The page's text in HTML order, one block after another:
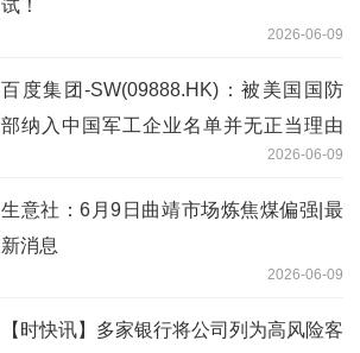
试！
2026-06-09
百度集团-SW(09888.HK)：被美国国防
部纳入中国军工企业名单并无正当理由
2026-06-09
生意社：6月9日曲靖市场炼焦煤偏强|最
新消息
2026-06-09
【时快讯】多家银行将公司列为高风险客